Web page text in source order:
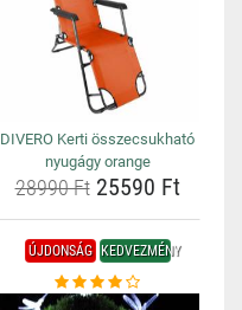
DIVERO Kerti összecsukható
nyugágy orange
28990 Ft25590 Ft
ÚJDONSÁG KEDVEZMÉNY